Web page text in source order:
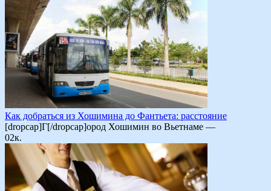
Как добраться из Хошимина до Фантьета: расстояние
[dropcap]Г[/dropcap]ород Хошимин во Вьетнаме —
02к.